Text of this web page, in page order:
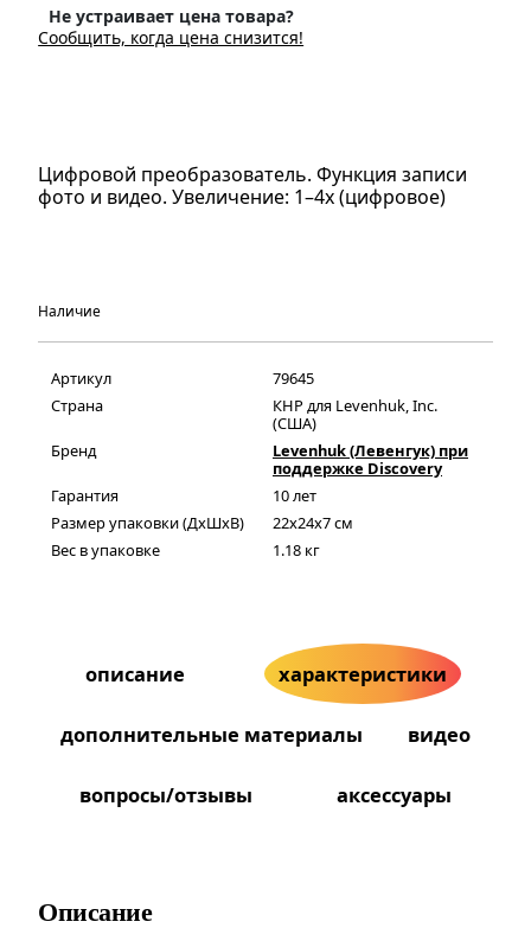
Не устраивает цена товара?
Сообщить, когда цена снизится!
Цифровой преобразователь. Функция записи
фото и видео. Увеличение: 1–4х (цифровое)
Наличие
Артикул
79645
Страна
КНР для Levenhuk, Inc.
(США)
Бренд
Levenhuk (Левенгук) при
поддержке Discovery
Гарантия
10 лет
Размер упаковки (ДxШxВ)
22x24x7 см
Вес в упаковке
1.18 кг
описание характеристики
дополнительные материалы видео
вопросы/отзывы аксессуары
Описание